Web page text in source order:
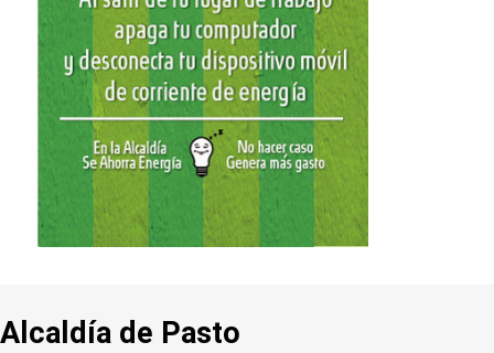
Alcaldía de Pasto